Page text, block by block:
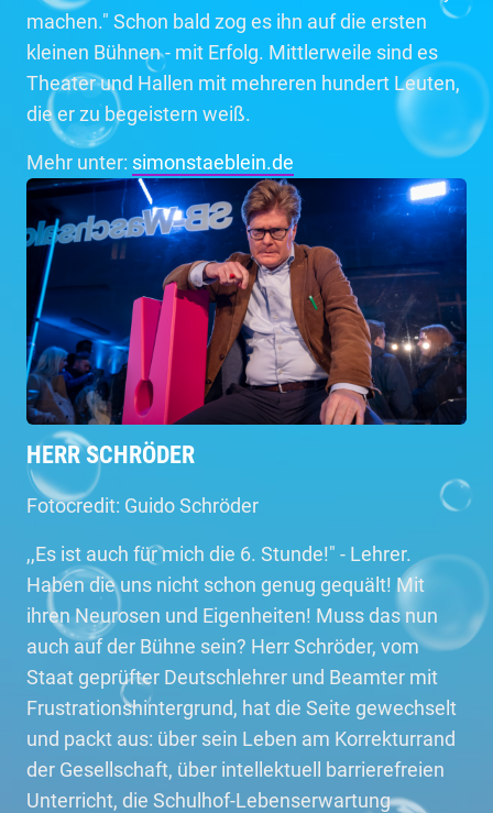
machen." Schon bald zog es ihn auf die ersten
kleinen Bühnen - mit Erfolg. Mittlerweile sind es
Theater und Hallen mit mehreren hundert Leuten,
die er zu begeistern weiß.
Mehr unter: simonstaeblein.de
HERR SCHRÖDER
Fotocredit: Guido Schröder
,,Es ist auch für mich die 6. Stunde!" - Lehrer.
Haben die uns nicht schon genug gequält! Mit
ihren Neurosen und Eigenheiten! Muss das nun
auch auf der Bühne sein? Herr Schröder, vom
Staat geprüfter Deutschlehrer und Beamter mit
Frustrationshintergrund, hat die Seite gewechselt
und packt aus: über sein Leben am Korrekturrand
der Gesellschaft, über intellektuell barrierefreien
Unterricht, die Schulhof-Lebenserwartung